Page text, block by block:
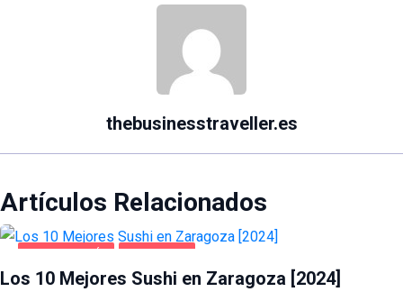
thebusinesstraveller.es
Artículos Relacionados
GASTRONOMÍA ZARAGOZA
Los 10 Mejores Sushi en Zaragoza [2024]